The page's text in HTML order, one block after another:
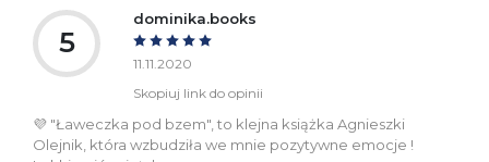
Ostrzeżenia oraz
informacje dotyczące
bezpieczeństwa:
Załącznik PDF
5
dominika.books
11.11.2020
Skopiuj link do opinii
💜 "Ławeczka pod bzem", to klejna książka Agnieszki
Olejnik, która wzbudziła we mnie pozytywne emocje !